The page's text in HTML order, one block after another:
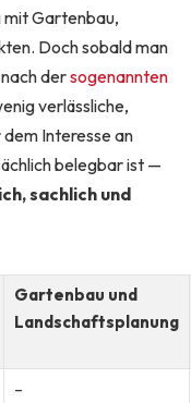
mit Gartenbau,
Doch sobald man
dersogenannten
verlässliche,
Interesse an
belegbar ist —
sachlich und
Gartenbau und
Landschaftsplanung
–